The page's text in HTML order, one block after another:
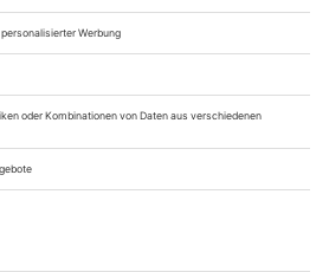
der Oper Frankfurt
«Die Banditen» steht zu Unrecht im
aus seiner Feder – sie ist selbst
eine Perlenkette mit raffinierten
trappen, sie trappen, sie trappen, sie
wie es jener vom «Mozart des
Form einer Edeloperette würdig